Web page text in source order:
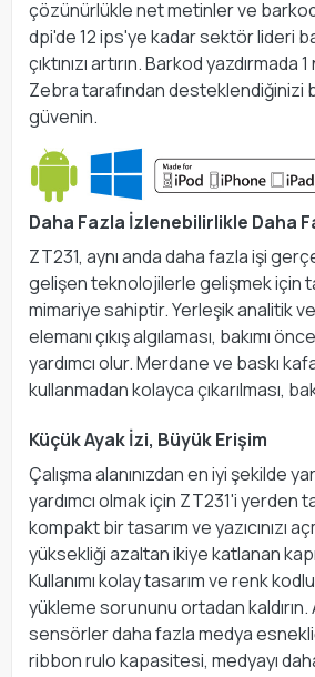
çözünürlükle net metinler ve
dpi'de 12 ips'ye kadar sektör lideri
çıktınızı artırın. Barkod yazdırmada
Zebra tarafından desteklendiğinizi
güvenin.
Daha Fazla İzlenebilirlikle Daha
ZT231, aynı anda daha fazla işi
gelişen teknolojilerle gelişmek için
mimariye sahiptir. Yerleşik analitik ve
elemanı çıkış algılaması, bakımı
yardımcı olur. Merdane ve baskı
kullanmadan kolayca çıkarılması,
Küçük Ayak İzi, Büyük Erişim
Çalışma alanınızdan en iyi şekilde
yardımcı olmak için ZT231'i yerden
kompakt bir tasarım ve yazıcınızı
yüksekliği azaltan ikiye katlanan
Kullanımı kolay tasarım ve renk
yükleme sorununu ortadan kaldırın.
sensörler daha fazla medya
ribbon rulo kapasitesi, medyayı